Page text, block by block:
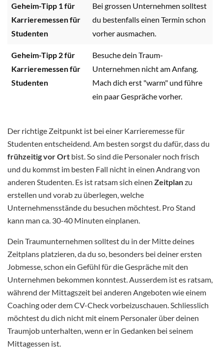
Geheim-Tipp 1 für
Karrieremessen für
Studenten
Bei grossen Unternehmen solltest
du bestenfalls einen Termin schon
vorher ausmachen.
Geheim-Tipp 2 für
Karrieremessen für
Studenten
Besuche dein Traum-
Unternehmen nicht am Anfang.
Mach dich erst "warm" und führe
ein paar Gespräche vorher.
Der richtige Zeitpunkt ist bei einer Karrieremesse für
Studenten entscheidend. Am besten sorgst du dafür, dass du
frühzeitig vor Ort bist. So sind die Personaler noch frisch
und du kommst im besten Fall nicht in einen Andrang von
anderen Studenten. Es ist ratsam sich einen Zeitplanzu
erstellen und vorab zu überlegen, welche
Unternehmensstände du besuchen möchtest. Pro Stand
kann man ca. 30-40 Minuten einplanen.
Dein Traumunternehmen solltest du in der Mitte deines
Zeitplans platzieren, da du so, besonders bei deiner ersten
Jobmesse, schon ein Gefühl für die Gespräche mit den
Unternehmen bekommen konntest. Ausserdem ist es ratsam,
während der Mittagszeit bei anderen Angeboten wie einem
Coaching oder dem CV-Check vorbeizuschauen. Schliesslich
möchtest du dich nicht mit einem Personaler über deinen
Traumjob unterhalten, wenn er in Gedanken bei seinem
Mittagessen ist.